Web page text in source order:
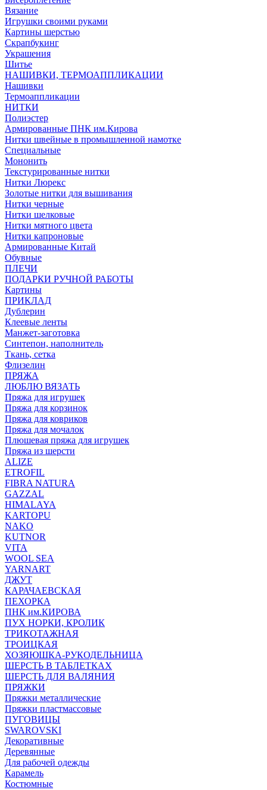
Вязание
Игрушки своими руками
Картины шерстью
Скрапбукинг
Украшения
Шитье
НАШИВКИ, ТЕРМОАППЛИКАЦИИ
Нашивки
Термоаппликации
НИТКИ
Полиэстер
Армированные ПНК им.Кирова
Нитки швейные в промышленной намотке
Специальные
Мононить
Текстурированные нитки
Нитки Люрекс
Золотые нитки для вышивания
Нитки черные
Нитки шелковые
Нитки мятного цвета
Нитки капроновые
Армированные Китай
Обувные
ПЛЕЧИ
ПОДАРКИ РУЧНОЙ РАБОТЫ
Картины
ПРИКЛАД
Дублерин
Клеевые ленты
Манжет-заготовка
Синтепон, наполнитель
Ткань, сетка
Флизелин
ПРЯЖА
ЛЮБЛЮ ВЯЗАТЬ
Пряжа для игрушек
Пряжа для корзинок
Пряжа для ковриков
Пряжа для мочалок
Плюшевая пряжа для игрушек
Пряжа из шерсти
ALIZE
ETROFIL
FIBRA NATURA
GAZZAL
HIMALAYA
KARTOPU
NAKO
KUTNOR
VITA
WOOL SEA
YARNART
ДЖУТ
КАРАЧАЕВСКАЯ
ПЕХОРКА
ПНК им.КИРОВА
ПУХ НОРКИ, КРОЛИК
ТРИКОТАЖНАЯ
ТРОИЦКАЯ
ХОЗЯЮШКА-РУКОДЕЛЬНИЦА
ШЕРСТЬ В ТАБЛЕТКАХ
ШЕРСТЬ ДЛЯ ВАЛЯНИЯ
ПРЯЖКИ
Пряжки металлические
Пряжки пластмассовые
ПУГОВИЦЫ
SWAROVSKI
Декоративные
Деревянные
Для рабочей одежды
Карамель
Костюмные